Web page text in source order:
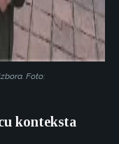
Foto:
konteksta